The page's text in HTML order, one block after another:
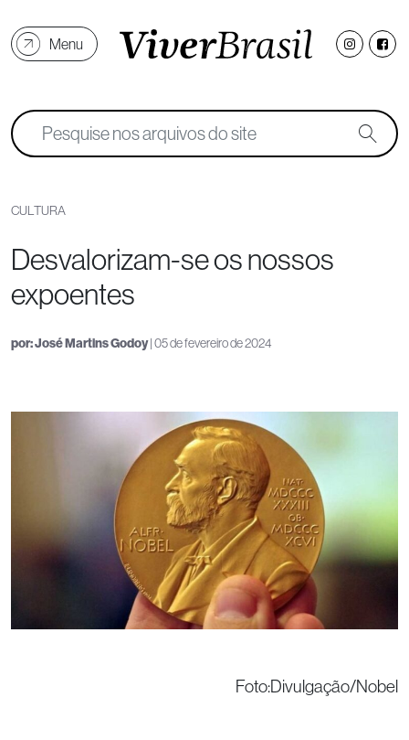
Menu
CULTURA
Desvalorizam-se os nossos
expoentes
por:José Martins Godoy| 05 de fevereiro de 2024
Foto:Divulgação/Nobel